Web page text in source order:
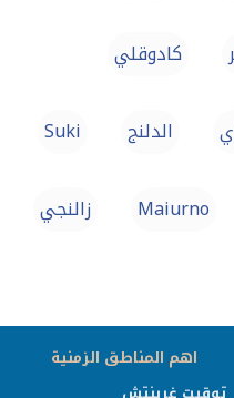
كادوقلي‎
الدلنج Suki
Maiurno زالنجي
اهم المناطق الزمنية